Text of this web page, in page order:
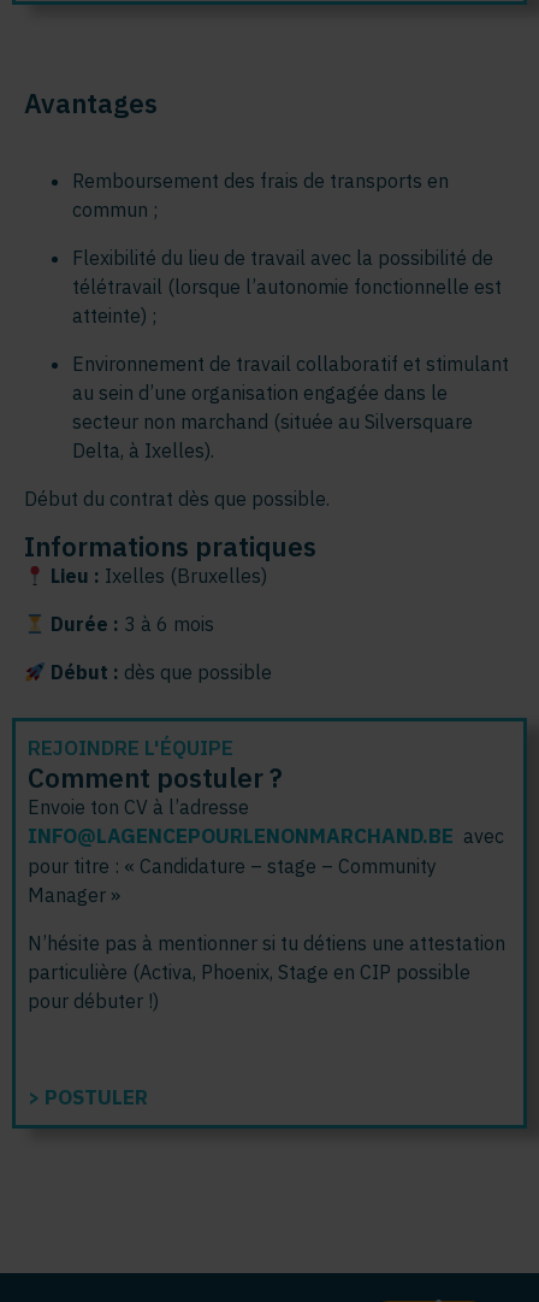
Avantages
Remboursement des frais de transports en
commun ;
Flexibilité du lieu de travail avec la possibilité de
télétravail (lorsque l’autonomie fonctionnelle est
atteinte) ;
Environnement de travail collaboratif et stimulant
au sein d’une organisation engagée dans le
secteur non marchand (située au Silversquare
Delta, à Ixelles).
Début du contrat dès que possible.
Informations pratiques
Lieu : Ixelles (Bruxelles)
Durée : 3 à 6 mois
Début : dès que possible
REJOINDRE L'ÉQUIPE
Comment postuler ?
Envoie ton CV à l’adresse
INFO@LAGENCEPOURLENONMARCHAND.BE avec
pour titre : « Candidature – stage – Community
Manager »
N’hésite pas à mentionner si tu détiens une attestation
particulière (Activa, Phoenix, Stage en CIP possible
pour débuter !)
> POSTULER